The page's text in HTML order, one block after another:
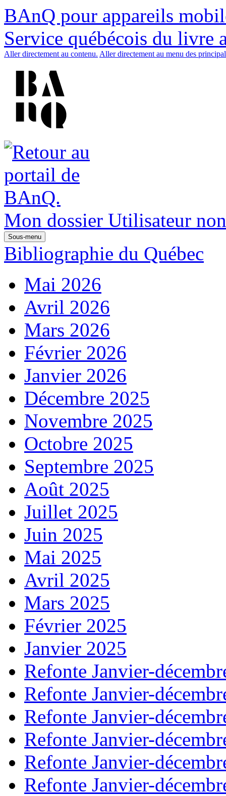
BAnQ pour appareils
Service québécois du livre
Aller directement au contenu. Aller directement au menu des
Mon dossier Utilisateur
Sous-menu
Bibliographie du Québec
Mai 2026
Avril 2026
Mars 2026
Février 2026
Janvier 2026
Décembre 2025
Novembre 2025
Octobre 2025
Septembre 2025
Août 2025
Juillet 2025
Juin 2025
Mai 2025
Avril 2025
Mars 2025
Février 2025
Janvier 2025
Refonte Janvier-
Refonte Janvier-
Refonte Janvier-
Refonte Janvier-
Refonte Janvier-
Refonte Janvier-